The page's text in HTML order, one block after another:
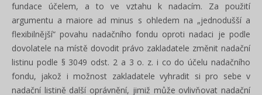
fundace účelem, a to ve vztahu k nadacím. Za použití
argumentu a maiore ad minus s ohledem na „jednodušší a
flexibilnější“ povahu nadačního fondu oproti nadaci je podle
dovolatele na místě dovodit právo zakladatele změnit nadační
listinu podle § 3049 odst. 2 a 3 o. z. i co do účelu nadačního
fondu, jakož i možnost zakladatele vyhradit si pro sebe v
nadační listině další oprávnění, jimiž může ovlivňovat nadační